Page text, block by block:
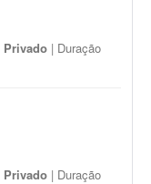
Privado | Duração
Privado | Duração